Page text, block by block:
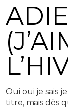
Oui oui je sais
titre, mais dès